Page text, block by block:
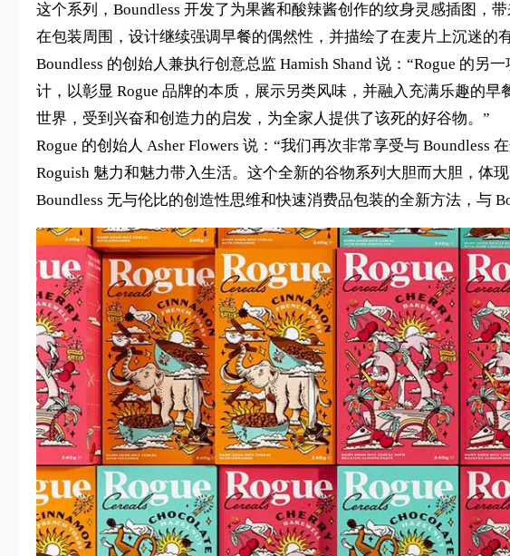
这个系列，Boundless 开发了为果酱和酸辣酱创作的纹身灵感插图，
在包装周围，设计继续强调早餐的偶然性，并描绘了在麦片上沉迷的
Boundless 的创始人兼执行创意总监 Hamish Shand 说：“Rogue 的
计，以彰显 Rogue 品牌的本质，展示另类风味，并融入充满乐趣的
世界，受到兴奋和创造力的启发，为全家人提供了该死的好谷物。”
Rogue 的创始人 Asher Flowers 说：“我们再次非常享受与 Boundless
Roguish 魅力和魅力带入生活。这个全新的谷物系列大胆而大胆，体
Boundless 无与伦比的创造性思维和快速消费品包装的全新方法，与